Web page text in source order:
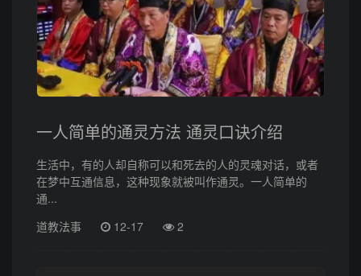
一人简单的通灵方法 通灵口诀介绍
生活中，有的人却自称可以和死去的人的灵魂对话，或者
在梦中互通信息，这种现象就被叫作通灵。一人简单的
通...
道教法事
12-17 2